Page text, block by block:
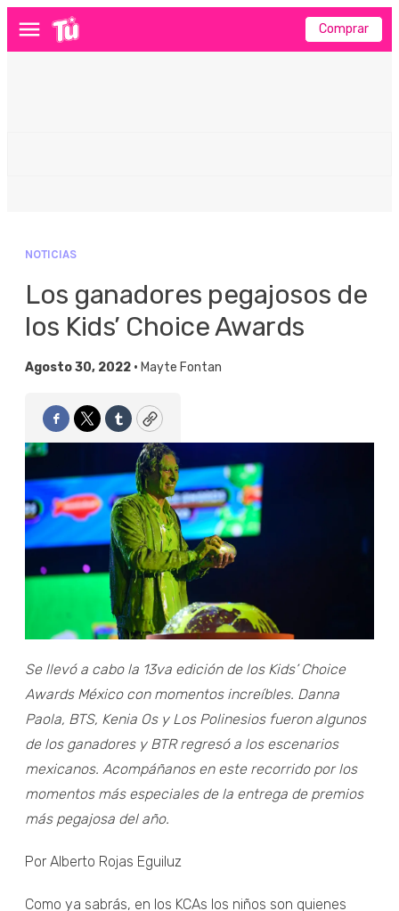
Menú Comprar
NOTICIAS
Los ganadores pegajosos de
los Kids’ Choice Awards
Agosto 30, 2022 • Mayte Fontan
Facebook
TwitterTumblrCopy
Se llevó a cabo la 13va edición de los Kids’ Choice
Awards México con momentos increíbles. Danna
Paola, BTS, Kenia Os y Los Polinesios fueron algunos
de los ganadores y BTR regresó a los escenarios
mexicanos. Acompáñanos en este recorrido por los
momentos más especiales de la entrega de premios
más pegajosa del año.
Por Alberto Rojas Eguiluz
Como ya sabrás, en los KCAs los niños son quienes